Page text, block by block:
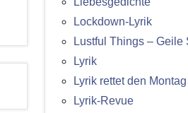
Lockdown-Lyrik
Lustful Things – Geile
Lyrik
Lyrik rettet den Montag
Lyrik-Revue